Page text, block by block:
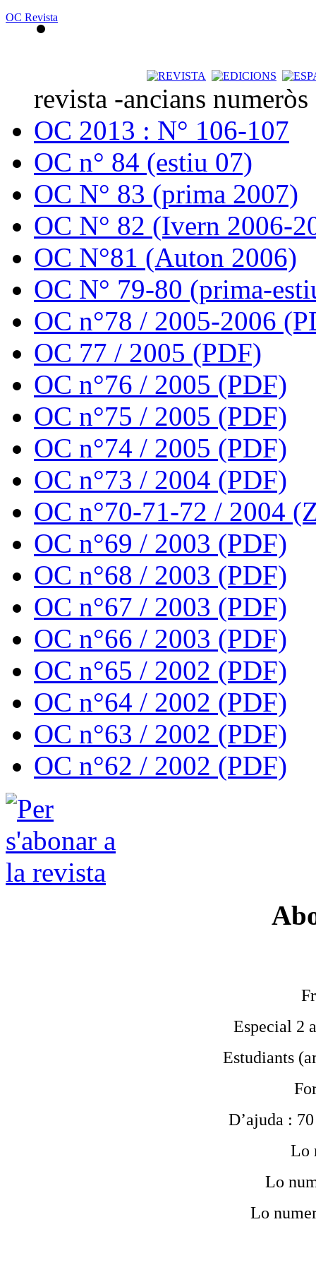
OC Revista
revista -ancians
OC 2013 : N° 106-107
OC n° 84 (estiu 07)
OC N° 83 (prima 2007)
OC N° 82 (Ivern 2006-
OC N°81 (Auton 2006)
OC N° 79-80 (prima-
OC n°78 / 2005-2006
OC 77 / 2005 (PDF)
OC n°76 / 2005 (PDF)
OC n°75 / 2005 (PDF)
OC n°74 / 2005 (PDF)
OC n°73 / 2004 (PDF)
OC n°70-71-72 / 2004
OC n°69 / 2003 (PDF)
OC n°68 / 2003 (PDF)
OC n°67 / 2003 (PDF)
OC n°66 / 2003 (PDF)
OC n°65 / 2002 (PDF)
OC n°64 / 2002 (PDF)
OC n°63 / 2002 (PDF)
OC n°62 / 2002 (PDF)
Especial 2
Estudiants
D’ajuda :
Lo
Lo
Lo